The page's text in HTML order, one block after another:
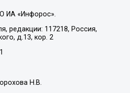
ИА «Инфорос».
редакции: 117218, Россия,
д.13, кор. 2
Н.В.